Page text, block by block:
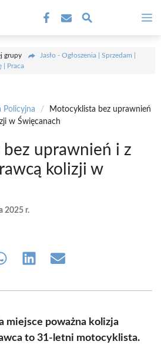
grupy
Jasło - Ogłoszenia | Sprzedam |
| Praca
Policyjna /
Motocyklista bez uprawnień
w Święcanach
uprawnień i z
kolizji w
2025 r.
Share Share Share
miejsce poważna kolizja
to 31-letni motocyklista.